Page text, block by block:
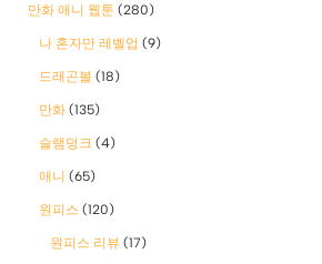
만화 애니 웹툰 (280)
나 혼자만 레벨업 (9)
드래곤볼 (18)
만화 (135)
슬램덩크 (4)
애니 (65)
원피스 (120)
원피스 리뷰 (17)